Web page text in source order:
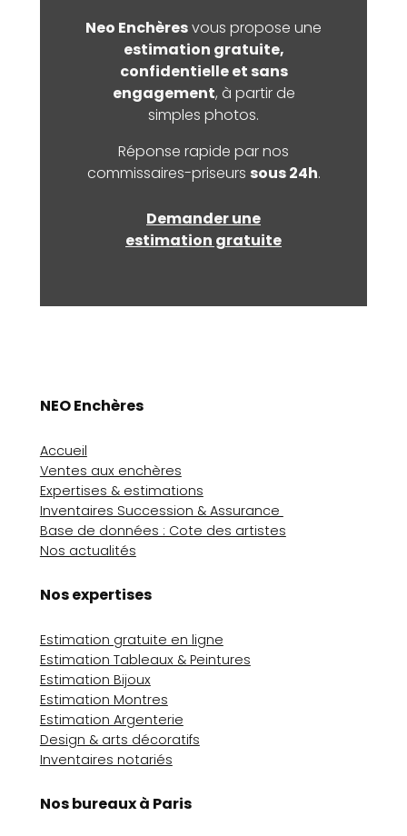
Neo Enchèresvous propose une
estimation gratuite,
confidentielle et sans
engagement, à partir de
simples photos.
Réponse rapide par nos
commissaires-priseurs sous 24h.
Demander une
estimation gratuite
NEO Enchères
Accueil
Ventes aux enchères
Expertises & estimations
Inventaires Succession & Assurance
Base de données : Cote des artistes
Nos actualités
Nos expertises
Estimation gratuite en ligne
Estimation Tableaux & Peintures
Estimation Bijoux
Estimation Montres
Estimation Argenterie
Design & arts décoratifs
Inventaires notariés
Nos bureaux à Paris